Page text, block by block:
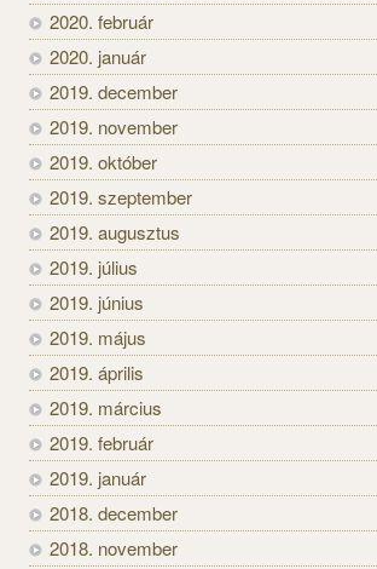
2020. február
2020. január
2019. december
2019. november
2019. október
2019. szeptember
2019. augusztus
2019. július
2019. június
2019. május
2019. április
2019. március
2019. február
2019. január
2018. december
2018. november